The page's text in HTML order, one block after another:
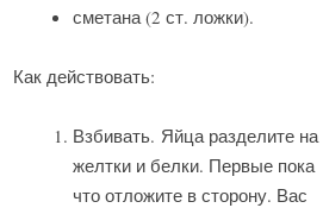
сметана (2 ст. ложки).
Как действовать:
Взбивать. Яйца разделите на
желтки и белки. Первые пока
что отложите в сторону. Вас